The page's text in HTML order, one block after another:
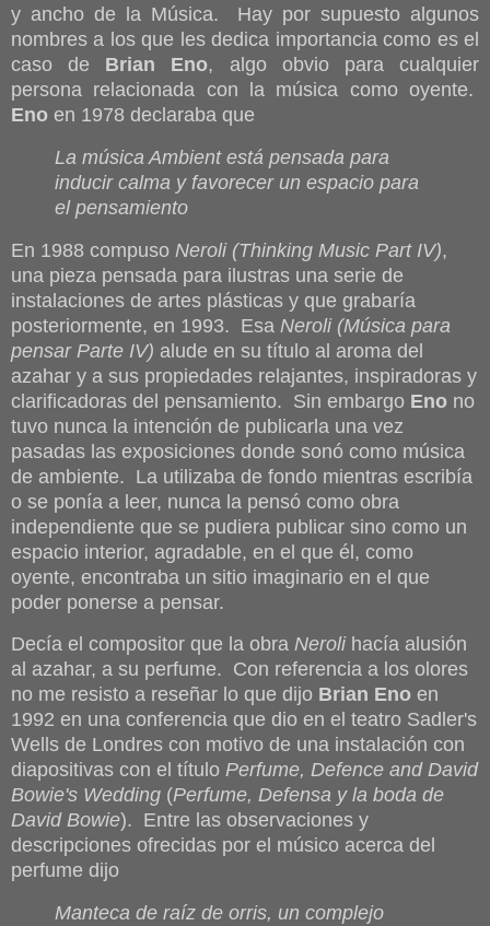
y ancho de la Música. Hay por supuesto algunos
nombres a los que les dedica importancia como es el
caso de Brian Eno, algo obvio para cualquier
persona relacionada con la música como oyente.
Eno en 1978 declaraba que
La música Ambient está pensada para
inducir calma y favorecer un espacio para
el pensamiento
En 1988 compuso Neroli (Thinking Music Part IV),
una pieza pensada para ilustras una serie de
instalaciones de artes plásticas y que grabaría
posteriormente, en 1993. Esa Neroli (Música para
pensar Parte IV) alude en su título al aroma del
azahar y a sus propiedades relajantes, inspiradoras y
clarificadoras del pensamiento. Sin embargo Eno no
tuvo nunca la intención de publicarla una vez
pasadas las exposiciones donde sonó como música
de ambiente. La utilizaba de fondo mientras escribía
o se ponía a leer, nunca la pensó como obra
independiente que se pudiera publicar sino como un
espacio interior, agradable, en el que él, como
oyente, encontraba un sitio imaginario en el que
poder ponerse a pensar.
Decía el compositor que la obra Nerolihacía alusión
al azahar, a su perfume. Con referencia a los olores
no me resisto a reseñar lo que dijo Brian Eno en
1992 en una conferencia que dio en el teatro Sadler's
Wells de Londres con motivo de una instalación con
diapositivas con el título Perfume, Defence and David
Bowie's Wedding (Perfume, Defensa y la boda de
David Bowie). Entre las observaciones y
descripciones ofrecidas por el músico acerca del
perfume dijo
Manteca de raíz de orris, un complejo